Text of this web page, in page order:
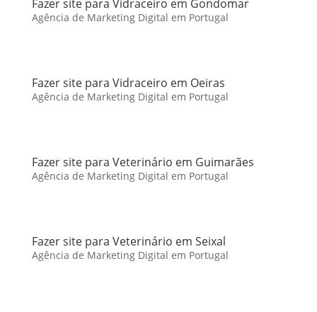
Fazer site para Vidraceiro em Gondomar
Agência de Marketing Digital em Portugal
Fazer site para Vidraceiro em Oeiras
Agência de Marketing Digital em Portugal
Fazer site para Veterinário em Guimarães
Agência de Marketing Digital em Portugal
Fazer site para Veterinário em Seixal
Agência de Marketing Digital em Portugal